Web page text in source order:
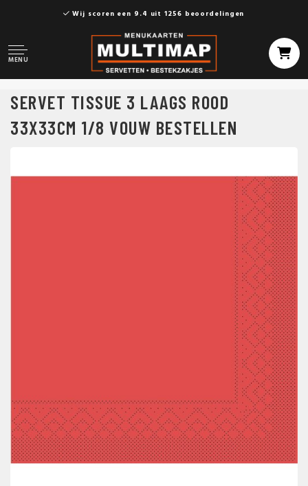
Wij scoren een 9.4 uit 1256 beoordelingen
MENU
SERVET TISSUE 3 LAAGS ROOD
33X33CM 1/8 VOUW BESTELLEN